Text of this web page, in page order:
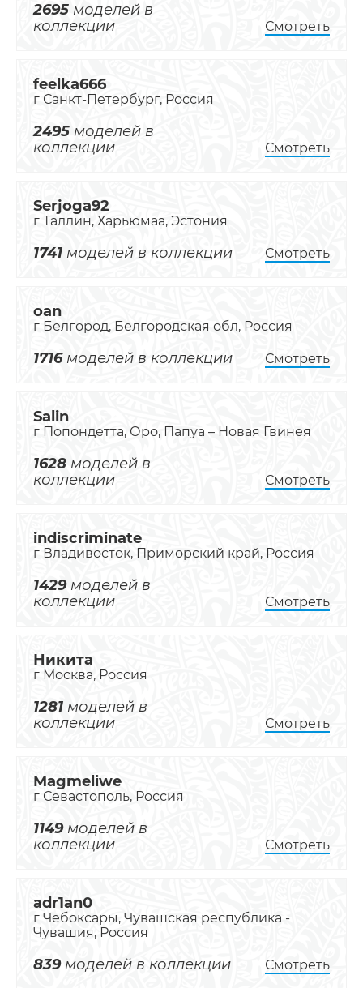
2695 моделей в
коллекции
Смотреть
feelka666
г Санкт-Петербург, Россия
2495 моделей в
коллекции
Смотреть
Serjoga92
г Таллин, Харьюмаа, Эстония
1741 моделей в коллекции Смотреть
oan
г Белгород, Белгородская обл, Россия
1716моделей в коллекции Смотреть
Salin
г Попондетта, Оро, Папуа – Новая Гвинея
1628 моделей в
коллекции
Смотреть
indiscriminate
г Владивосток, Приморский край, Россия
1429моделей в
коллекции
Смотреть
Никита
г Москва, Россия
1281 моделей в
коллекции
Смотреть
Magmeliwe
г Севастополь, Россия
1149моделей в
коллекции
Смотреть
adr1an0
г Чебоксары, Чувашская республика -
Чувашия, Россия
839моделей в коллекции Смотреть